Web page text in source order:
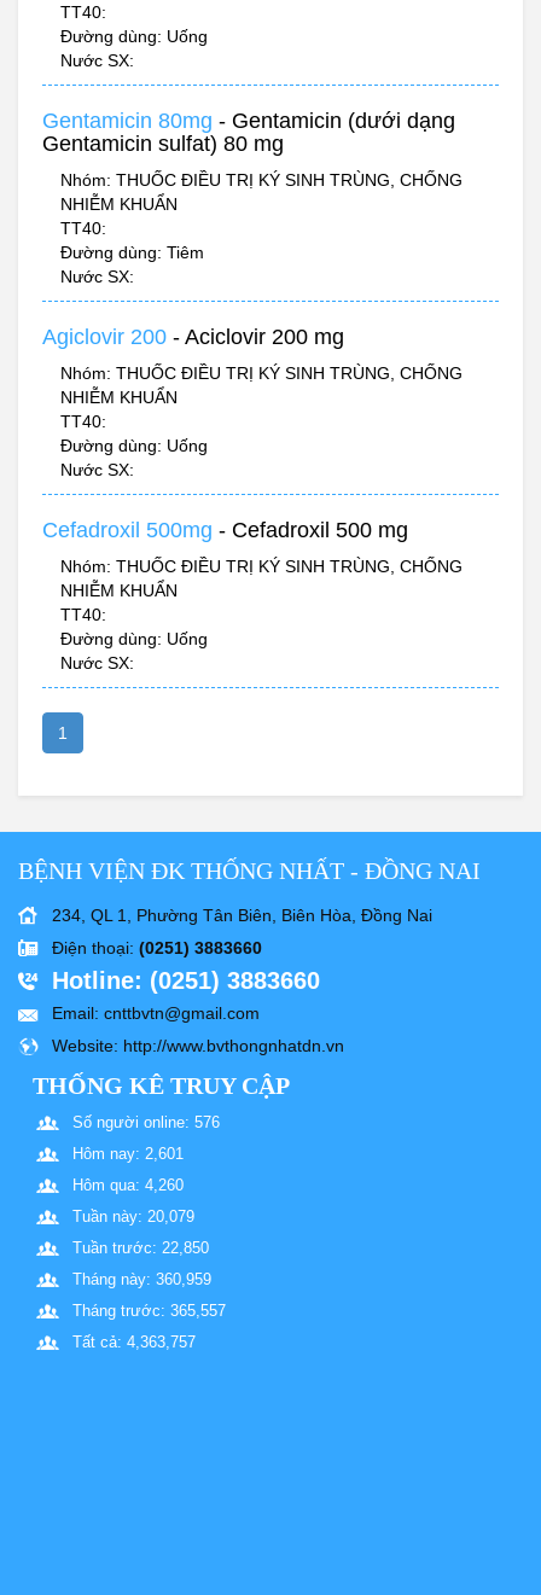
TT40:
Đường dùng: Uống
Nước SX:
Gentamicin 80mg - Gentamicin (dưới dạng
Gentamicin sulfat) 80 mg
Nhóm: THUỐC ĐIỀU TRỊ KÝ SINH TRÙNG, CHỐNG
NHIỄM KHUẨN
TT40:
Đường dùng: Tiêm
Nước SX:
Agiclovir 200 - Aciclovir 200 mg
Nhóm: THUỐC ĐIỀU TRỊ KÝ SINH TRÙNG, CHỐNG
NHIỄM KHUẨN
TT40:
Đường dùng: Uống
Nước SX:
Cefadroxil 500mg - Cefadroxil 500 mg
Nhóm: THUỐC ĐIỀU TRỊ KÝ SINH TRÙNG, CHỐNG
NHIỄM KHUẨN
TT40:
Đường dùng: Uống
Nước SX:
1
BỆNH VIỆN ĐK THỐNG NHẤT - ĐỒNG NAI
234, QL 1, Phường Tân Biên, Biên Hòa, Đồng Nai
Điện thoại: (0251) 3883660
Hotline: (0251) 3883660
Email: cnttbvtn@gmail.com
Website: http://www.bvthongnhatdn.vn
THỐNG KÊ TRUY CẬP
Số người online: 576
Hôm nay: 2,601
Hôm qua: 4,260
Tuần này: 20,079
Tuần trước: 22,850
Tháng này: 360,959
Tháng trước: 365,557
Tất cả: 4,363,757